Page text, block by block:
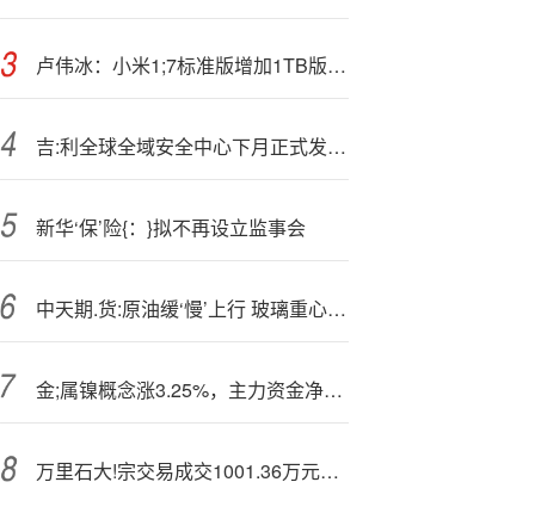
卢伟冰：小米1;7标准版增加1TB版本 10月5日开始交付
吉:利全球全域安全中心下月正式发布 将向全行业共享
新华‘保’险{：}拟不再设立监事会
中天期.货:原油缓‘慢’上行 玻璃重心缓慢下移
金;属镍概念涨3.25%，主力资金净流入这些股
万里石大!宗交易成交1001.36万元，买方为机构专用席位